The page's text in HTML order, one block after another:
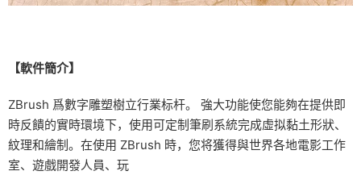
【軟件簡介】
ZBrush 爲數字雕塑樹立行業标杆。 強大功能使您能夠在提供即
時反饋的實時環境下，使用可定制筆刷系統完成虛拟黏土形狀、
紋理和繪制。在使用 ZBrush 時，您将獲得與世界各地電影工作
室、遊戲開發人員、玩